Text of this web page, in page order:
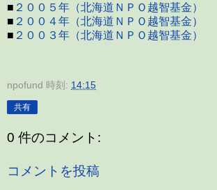
■ ２００５年（北海道ＮＰＯ越智基金）
■ ２００４年（北海道ＮＰＯ越智基金）
■ ２００３年（北海道ＮＰＯ越智基金）
npofund 時刻: 14:15
共有
0 件のコメント:
コメントを投稿